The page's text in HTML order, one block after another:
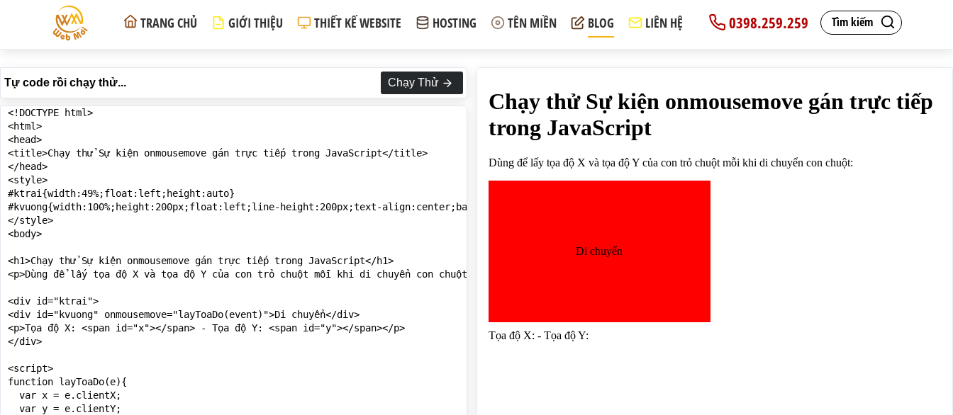
Tìm kiếm
0398.259.259
TRANG CHỦ GIỚI THIỆU THIẾT KẾ WEBSITE HOSTING TÊN MIỀN BLOG LIÊN HỆ
Tự code rồi chạy thử... Chạy Thử
<!DOCTYPE html>
<html>
<head>
<title>Chạy thử Sự kiện onmousemove gán trực tiếp trong JavaScript</title>
</head>
<style>
#ktrai{width:49%;float:left;height:auto}
#kvuong{width:100%;height:200px;float:left;line-height:200px;text-align:center;background:red;margin-bottom:10px}
</style>
<body>
<h1>Chạy thử Sự kiện onmousemove gán trực tiếp trong JavaScript</h1>
<p>Dùng để lấy tọa độ X và tọa độ Y của con trỏ chuột mỗi khi di chuyển con chuột:</p>
<div id="ktrai">
<div id="kvuong" onmousemove="layToaDo(event)">Di chuyển</div>
<p>Tọa độ X: <span id="x"></span> - Tọa độ Y: <span id="y"></span></p>
</div>
<script>
function layToaDo(e){
  var x = e.clientX;
  var y = e.clientY;